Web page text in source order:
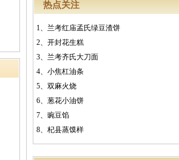
热点关注
1、 兰考红庙孟氏绿豆渣饼
2、 开封花生糕
3、 兰考齐氏大刀面
4、 小焦杠油条
5、 双麻火烧
6、 葱花小油饼
7、 豌豆馅
8、 杞县蒸馍样